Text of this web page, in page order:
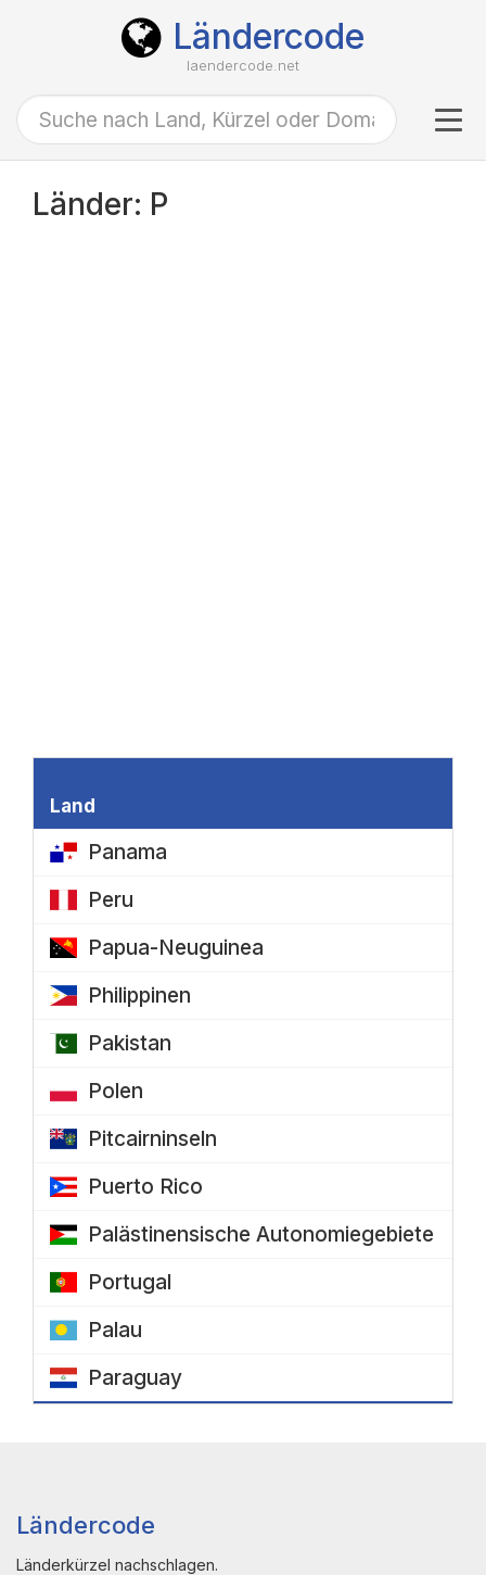
Ländercode
laendercode.net
Länder: P
Land
Panama
Peru
Papua-Neuguinea
Philippinen
Pakistan
Polen
Pitcairninseln
Puerto Rico
Palästinensische Autonomiegebiete
Portugal
Palau
Paraguay
Ländercode
Länderkürzel nachschlagen.